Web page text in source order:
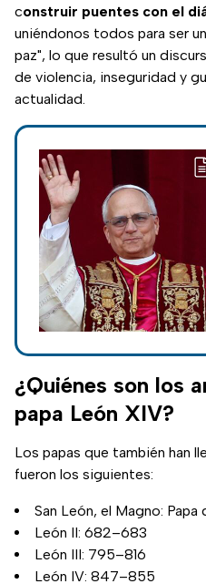
construir puentes con el
uniéndonos todos para ser
paz", lo que resultó un
de violencia, inseguridad y
actualidad.
¿Quiénes son los
papa León XIV?
Los papas que también han
fueron los siguientes:
San León, el Magno: Papa
León II: 682–683
León III: 795–816
León IV: 847–855